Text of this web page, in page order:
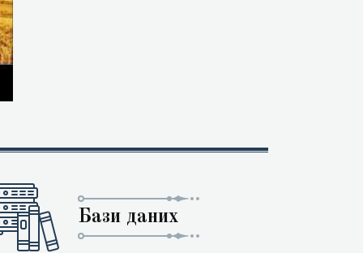
Бази даних